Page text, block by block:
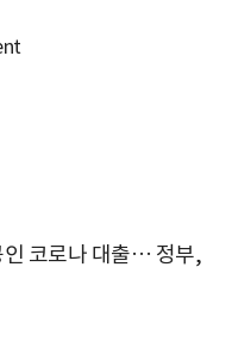
인 코로나 대출… 정부,